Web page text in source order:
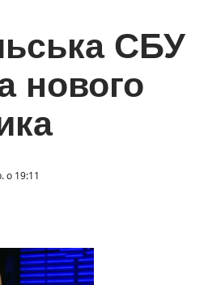
СБУ
нового
о 19:11